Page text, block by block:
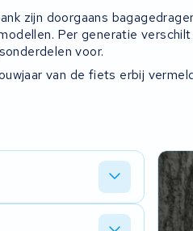
zijn doorgaans
Per generatie
voor.
van de fiets erbij
en bepalen of